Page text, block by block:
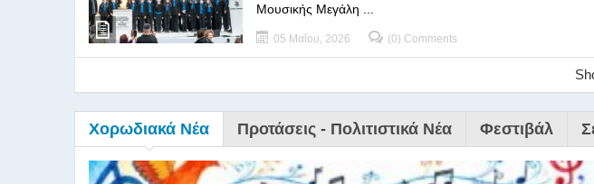
Μουσικής Μεγάλη ...
05 Μαΐου, 2026 (0) Comments
Χορωδιακά Νέα Προτάσεις - Πολιτιστικά Νέα Φεστιβάλ